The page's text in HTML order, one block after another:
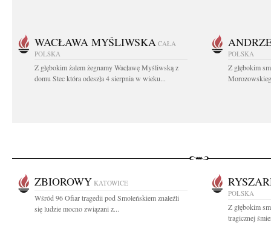
WACŁAWA MYŚLIWSKA CAŁA
POLSKA
Z głębokim żalem żegnamy Wacławę Myśliwską z
domu Stec która odeszła 4 sierpnia w wieku...
POLSKA
Z głębokim
ZBIOROWY KATOWICE
Wśród 96 Ofiar tragedii pod Smoleńskiem znaleźli
się ludzie mocno związani z...
POLSKA
Z głębokim
tragicznej